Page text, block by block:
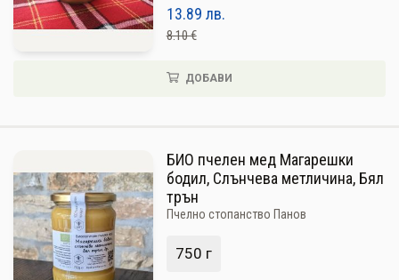
13.89 лв.
8.10 €
ДОБАВИ
БИО пчелен мед Магарешки
бодил, Слънчева метличина, Бял
трън
Пчелно стопанство Панов
750 г